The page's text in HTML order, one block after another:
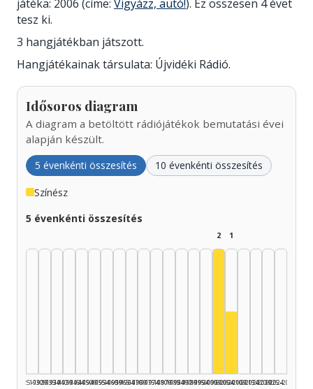
játéka: 2006 (címe: Vigyázz, autó!). Ez összesen 4 évet
tesz ki.
3 hangjátékban játszott.
Hangjátékainak társulata: Újvidéki Rádió.
Idősoros diagram
A diagram a betöltött rádiójátékok bemutatási évei
alapján készült.
5 évenkénti összesítés 10 évenkénti összesítés
Színész
5 évenkénti összesítés
1925–1929
1930–1934
1935–1939
1940–1944
1945–1949
1950–1954
1955–1959
1960–1964
1965–1969
1970–1974
1975–1979
1980–1984
1985–1989
1990–1994
1995–1999
2
2000–2004
1
2005–2009
2010–2014
2015–2019
2020–2024
2025–2026